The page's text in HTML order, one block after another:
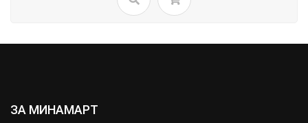
ЗА МИНАМАРТ